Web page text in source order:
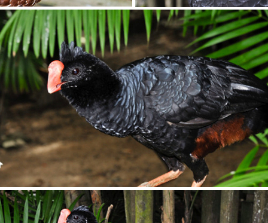
Tipo de projeto
Selecione
Utilização
Formato
Tamanho
Título do projeto
Esqueci a senha
ENTRAR
Você ainda não tem conta?
ENTRAR
Tipo de projeto
Selecione
Utilização
Formato
Tamanho